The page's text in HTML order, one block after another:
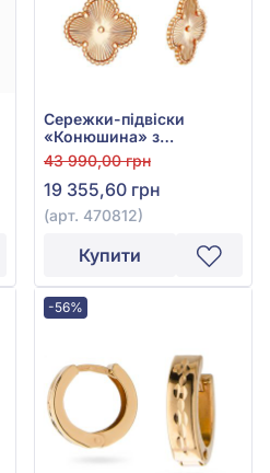
Сережки-підвіски
«Конюшина» з
червоного золота 585°,
арт. 470812
43 990,00 грн
19 355,60 грн
(арт. 470812)
Купити
-56%